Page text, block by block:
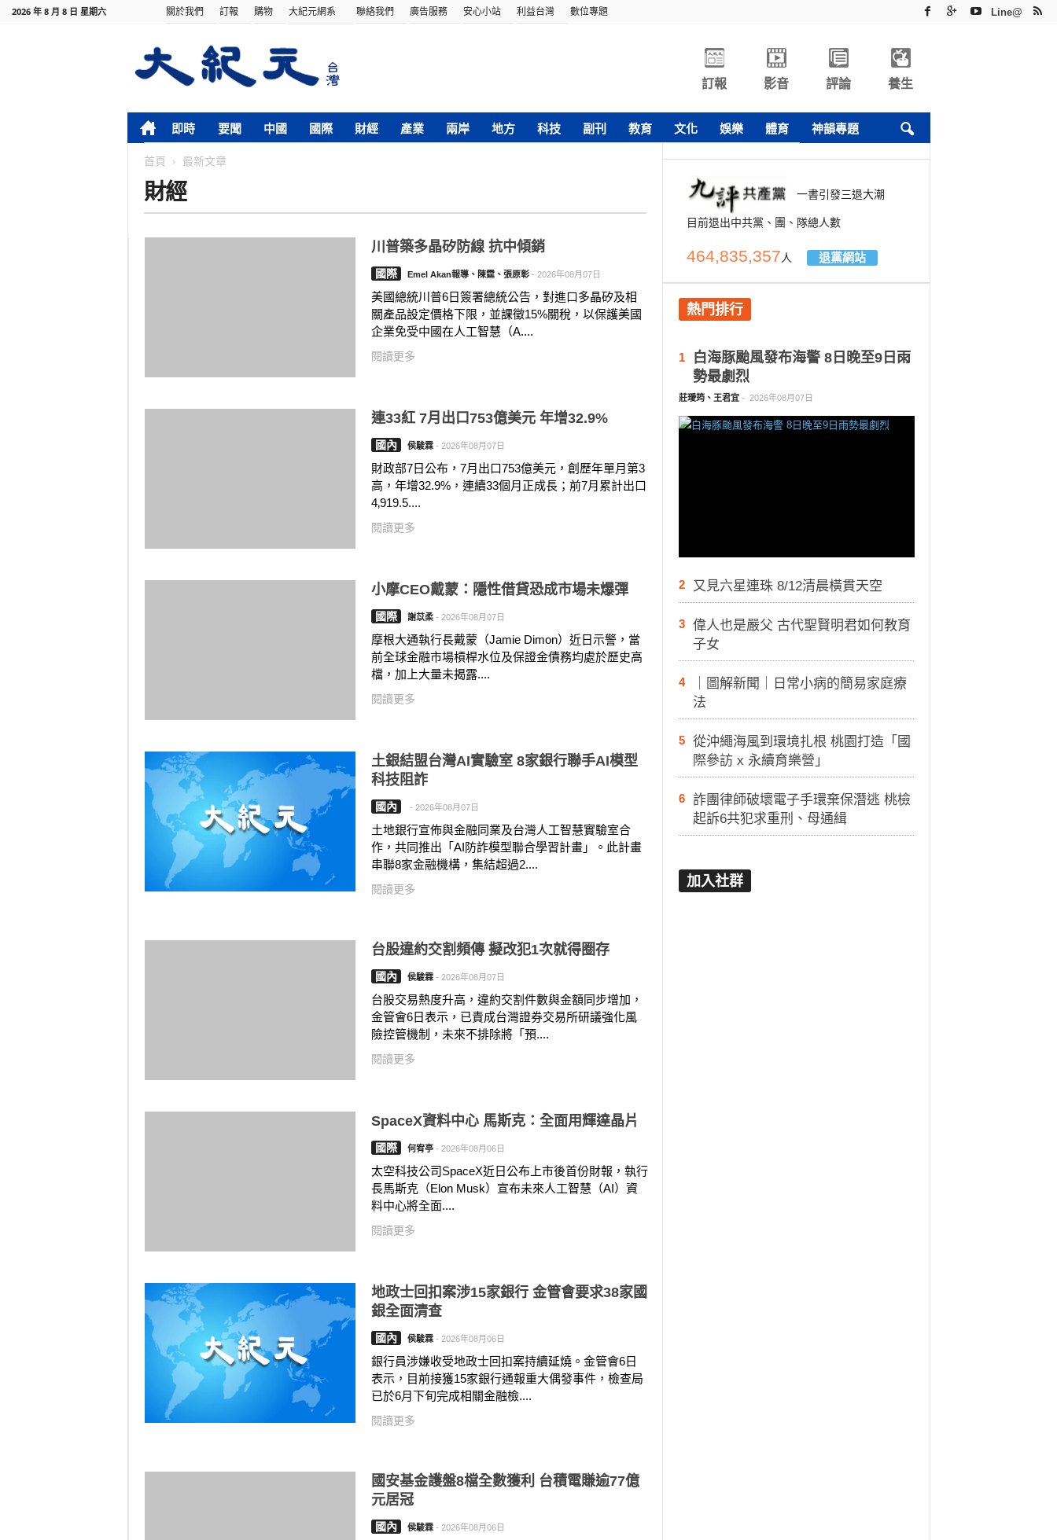
2026 年 8 月 8 日 星期六 關於我們 訂報 購物 大紀元網系 聯絡我們 廣告服務 安心小站 利益台灣 數位專題 Line@
訂報 影音 評論 養生
即時 要聞 中國 國際 財經 產業 兩岸 地方 科技 副刊 教育 文化 娛樂 體育 神韻專題
首頁 最新文章
財經
川普築多晶矽防線 抗中傾銷
國際 Emel Akan報導、陳霆、張原彰 - 2026年08月07日
美國總統川普6日簽署總統公告，對進口多晶矽及相
關產品設定價格下限，並課徵15%關稅，以保護美國
企業免受中國在人工智慧（A....
閱讀更多
連33紅 7月出口753億美元 年增32.9%
國內 侯駿霖 - 2026年08月07日
財政部7日公布，7月出口753億美元，創歷年單月第3
高，年增32.9%，連續33個月正成長；前7月累計出口
4‚919.5....
閱讀更多
小摩CEO戴蒙：隱性借貸恐成市場未爆彈
國際 謝苡柔 - 2026年08月07日
摩根大通執行長戴蒙（Jamie Dimon）近日示警，當
前全球金融市場槓桿水位及保證金債務均處於歷史高
檔，加上大量未揭露....
閱讀更多
土銀結盟台灣AI實驗室 8家銀行聯手AI模型
科技阻詐
國內 - 2026年08月07日
土地銀行宣佈與金融同業及台灣人工智慧實驗室合
作，共同推出「AI防詐模型聯合學習計畫」。此計畫
串聯8家金融機構，集結超過2....
閱讀更多
台股違約交割頻傳 擬改犯1次就得圈存
國內 侯駿霖 - 2026年08月07日
台股交易熱度升高，違約交割件數與金額同步增加，
金管會6日表示，已責成台灣證券交易所研議強化風
險控管機制，未來不排除將「預....
閱讀更多
SpaceX資料中心 馬斯克：全面用輝達晶片
國際 何宥亭 - 2026年08月06日
太空科技公司SpaceX近日公布上市後首份財報，執行
長馬斯克（Elon Musk）宣布未來人工智慧（AI）資
料中心將全面....
閱讀更多
地政士回扣案涉15家銀行 金管會要求38家國
銀全面清查
國內 侯駿霖 - 2026年08月06日
銀行員涉嫌收受地政士回扣案持續延燒。金管會6日
表示，目前接獲15家銀行通報重大偶發事件，檢查局
已於6月下旬完成相關金融檢....
閱讀更多
國安基金護盤8檔全數獲利 台積電賺逾77億
元居冠
國內 侯駿霖 - 2026年08月06日
一書引發三退大潮
目前退出中共黨、團、隊總人數
464,835,357人 退黨網站
熱門排行
1
白海豚颱風發布海警 8日晚至9日雨
勢最劇烈
莊璦筠、王君宜 - 2026年08月07日
2 又見六星連珠 8/12清晨橫貫天空
3
偉人也是嚴父 古代聖賢明君如何教育
子女
4
｜圖解新聞｜日常小病的簡易家庭療
法
5
從沖繩海風到環境扎根 桃園打造「國
際參訪 x 永續育樂營」
6
詐團律師破壞電子手環棄保潛逃 桃檢
起訴6共犯求重刑、母通緝
加入社群